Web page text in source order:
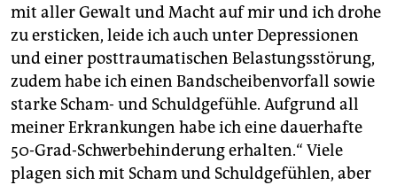
mit aller Gewalt und Macht auf mir und ich drohe
zu ersticken, leide ich auch unter Depressionen
und einer posttraumatischen Belastungsstörung,
zudem habe ich einen Bandscheibenvorfall sowie
starke Scham- und Schuldgefühle. Aufgrund all
meiner Erkrankungen habe ich eine dauerhafte
50-Grad-Schwerbehinderung erhalten.“ Viele
plagen sich mit Scham und Schuldgefühlen, aber